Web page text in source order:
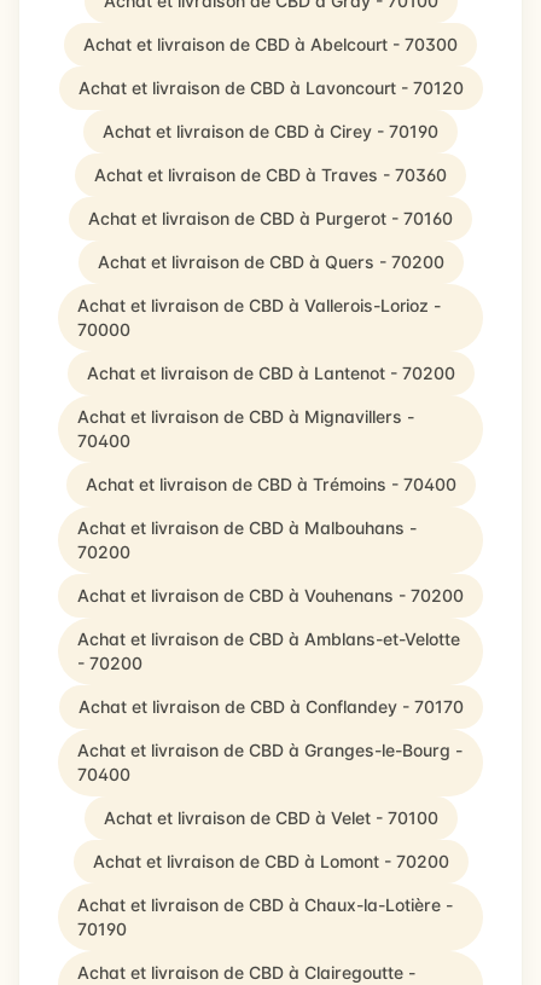
Achat et livraison de CBD à Abelcourt - 70300
Achat et livraison de CBD à Lavoncourt - 70120
Achat et livraison de CBD à Cirey - 70190
Achat et livraison de CBD à Traves - 70360
Achat et livraison de CBD à Purgerot - 70160
Achat et livraison de CBD à Quers - 70200
Achat et livraison de CBD à Vallerois-Lorioz -
70000
Achat et livraison de CBD à Lantenot - 70200
Achat et livraison de CBD à Mignavillers -
70400
Achat et livraison de CBD à Trémoins - 70400
Achat et livraison de CBD à Malbouhans -
70200
Achat et livraison de CBD à Vouhenans - 70200
Achat et livraison de CBD à Amblans-et-Velotte
- 70200
Achat et livraison de CBD à Conflandey - 70170
Achat et livraison de CBD à Granges-le-Bourg -
70400
Achat et livraison de CBD à Velet - 70100
Achat et livraison de CBD à Lomont - 70200
Achat et livraison de CBD à Chaux-la-Lotière -
70190
Achat et livraison de CBD à Clairegoutte -